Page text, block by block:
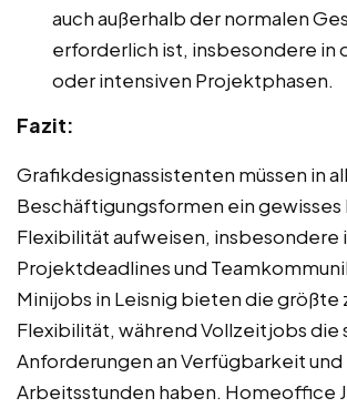
auch außerhalb der normalen
erforderlich ist, insbesondere in
oder intensiven Projektphasen.
Fazit:
Grafikdesignassistenten müssen in
Beschäftigungsformen ein gewisses
Flexibilität aufweisen, insbesondere
Projektdeadlines und
Minijobs in Leisnig bieten die größte
Flexibilität, während Vollzeitjobs die
Anforderungen an Verfügbarkeit und
Arbeitsstunden haben. Homeoffice